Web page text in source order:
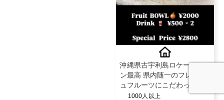
沖縄県古宇利島ロケーショ
ン最高 県内随一のフレッシ
ュフルーツにこだわったア
サイーボウル🏝️
1000人以上